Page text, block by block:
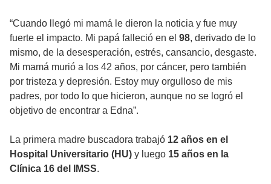
“Cuando llegó mi mamá le dieron la noticia y fue muy
fuerte el impacto. Mi papá falleció en el 98, derivado de lo
mismo, de la desesperación, estrés, cansancio, desgaste.
Mi mamá murió a los 42 años, por cáncer, pero también
por tristeza y depresión. Estoy muy orgulloso de mis
padres, por todo lo que hicieron, aunque no se logró el
objetivo de encontrar a Edna”.
La primera madre buscadora trabajó 12 años en el
Hospital Universitario (HU) y luego 15 años en la
Clínica 16 del IMSS.